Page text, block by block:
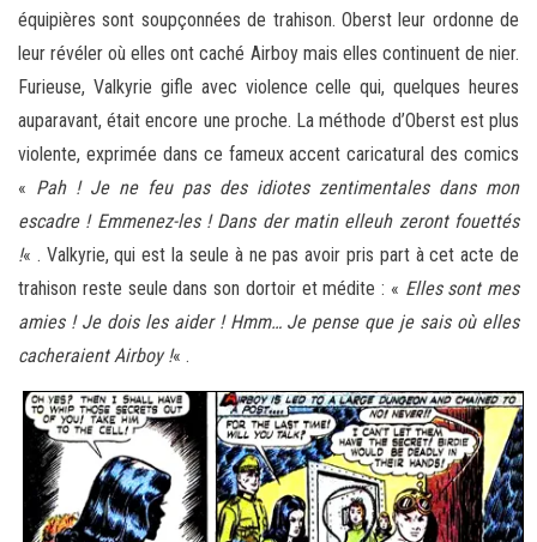
équipières sont soupçonnées de trahison. Oberst leur ordonne de
leur révéler où elles ont caché Airboy mais elles continuent de nier.
Furieuse, Valkyrie gifle avec violence celle qui, quelques heures
auparavant, était encore une proche. La méthode d’Oberst est plus
violente, exprimée dans ce fameux accent caricatural des comics
« Pah ! Je ne feu pas des idiotes zentimentales dans mon
escadre ! Emmenez-les ! Dans der matin elleuh zeront fouettés
!« . Valkyrie, qui est la seule à ne pas avoir pris part à cet acte de
trahison reste seule dans son dortoir et médite : « Elles sont mes
amies ! Je dois les aider ! Hmm… Je pense que je sais où elles
cacheraient Airboy !« .